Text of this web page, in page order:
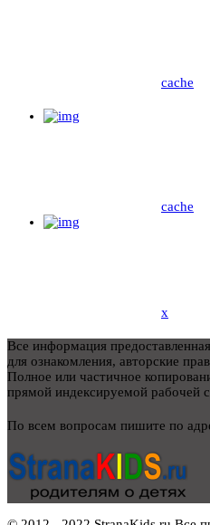
cache
cache
x
Все информация
для ознакомления, авторские
Полное или частичное
прямой индексируемой рабочей
По всем вопросам пишите по